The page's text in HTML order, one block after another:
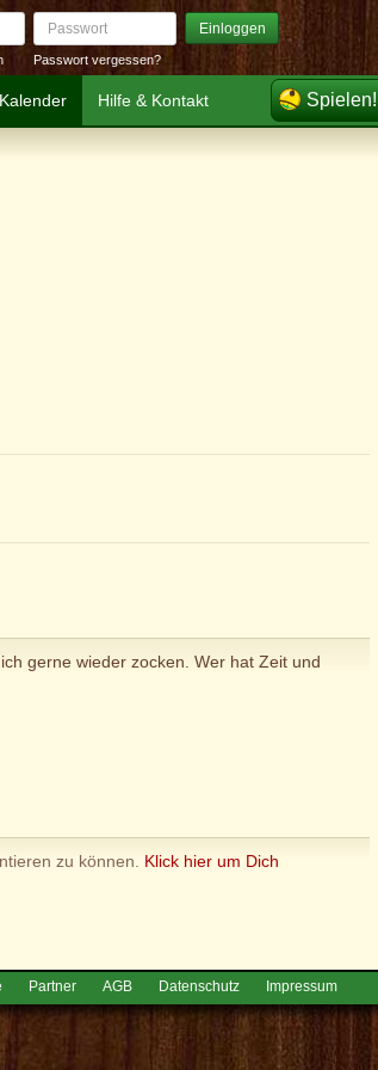
Passwort Einloggen
Passwort vergessen?
Kalender Hilfe & Kontakt Spielen!
gerne wieder zocken. Wer hat Zeit und
zu können. Klick hier um Dich
Partner AGB Datenschutz Impressum